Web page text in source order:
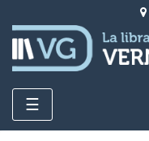
Toggle
navigation
☰